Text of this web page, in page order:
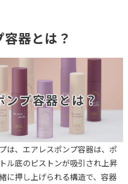
器とは？
は、エアレスポンプ容器は、ポ
ル底のピストンが吸引され上昇
に押し上げられる構造で、容器